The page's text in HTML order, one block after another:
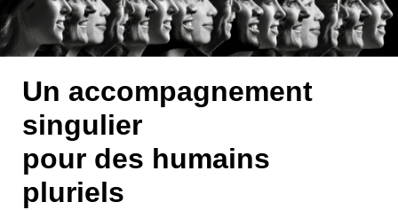
Un accompagnement
singulier
pour des humains
pluriels